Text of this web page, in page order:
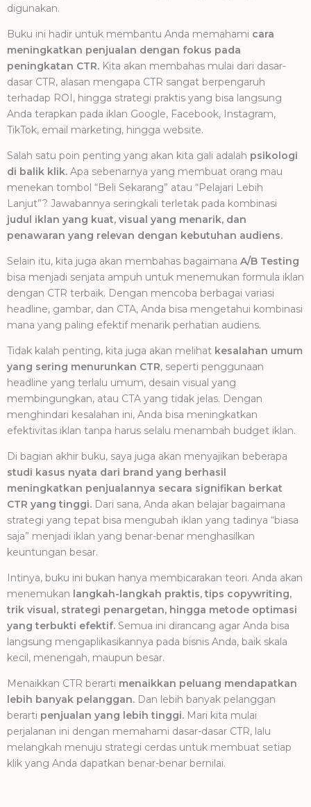
digunakan.
Buku ini hadir untuk membantu Anda memahami cara
meningkatkan penjualan dengan fokus pada
peningkatan CTR. Kita akan membahas mulai dari dasar-
dasar CTR, alasan mengapa CTR sangat berpengaruh
terhadap ROI, hingga strategi praktis yang bisa langsung
Anda terapkan pada iklan Google, Facebook, Instagram,
TikTok, email marketing, hingga website.
Salah satu poin penting yang akan kita gali adalah psikologi
di balik klik. Apa sebenarnya yang membuat orang mau
menekan tombol “Beli Sekarang” atau “Pelajari Lebih
Lanjut”? Jawabannya seringkali terletak pada kombinasi
judul iklan yang kuat, visual yang menarik, dan
penawaran yang relevan dengan kebutuhan audiens.
Selain itu, kita juga akan membahas bagaimana A/B Testing
bisa menjadi senjata ampuh untuk menemukan formula iklan
dengan CTR terbaik. Dengan mencoba berbagai variasi
headline, gambar, dan CTA, Anda bisa mengetahui kombinasi
mana yang paling efektif menarik perhatian audiens.
Tidak kalah penting, kita juga akan melihat kesalahan umum
yang sering menurunkan CTR, seperti penggunaan
headline yang terlalu umum, desain visual yang
membingungkan, atau CTA yang tidak jelas. Dengan
menghindari kesalahan ini, Anda bisa meningkatkan
efektivitas iklan tanpa harus selalu menambah budget iklan.
Di bagian akhir buku, saya juga akan menyajikan beberapa
studi kasus nyata dari brand yang berhasil
meningkatkan penjualannya secara signifikan berkat
CTR yang tinggi. Dari sana, Anda akan belajar bagaimana
strategi yang tepat bisa mengubah iklan yang tadinya “biasa
saja” menjadi iklan yang benar-benar menghasilkan
keuntungan besar.
Intinya, buku ini bukan hanya membicarakan teori. Anda akan
menemukan langkah-langkah praktis, tips copywriting,
trik visual, strategi penargetan, hingga metode optimasi
yang terbukti efektif. Semua ini dirancang agar Anda bisa
langsung mengaplikasikannya pada bisnis Anda, baik skala
kecil, menengah, maupun besar.
Menaikkan CTR berarti menaikkan peluang mendapatkan
lebih banyak pelanggan. Dan lebih banyak pelanggan
berarti penjualan yang lebih tinggi. Mari kita mulai
perjalanan ini dengan memahami dasar-dasar CTR, lalu
melangkah menuju strategi cerdas untuk membuat setiap
klik yang Anda dapatkan benar-benar bernilai.